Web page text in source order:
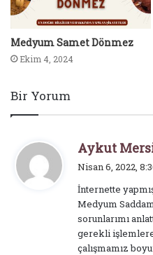
Medyum Samet Dönmez
Ekim 4, 2024
Bir Yorum
Aykut
Nisan 6, 2022,
İnternette
Medyum
sorunlarımı
gerekli işlemlere
çalışmamız